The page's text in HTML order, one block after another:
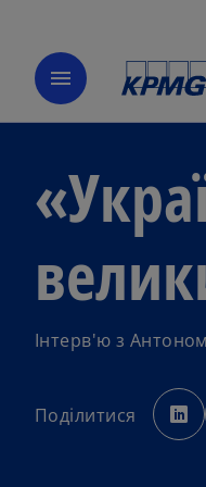
menu
Інтерв'ю з
Поділитися